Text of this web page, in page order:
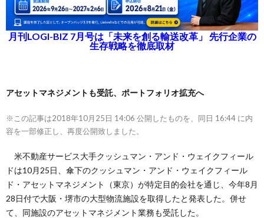
月刊LOGI-BIZ 7月号は「未来を創る輸送改革」 先行企業の
生存戦略を徹底取材
アセットマネジメントも受託、ポートフォリオ拡充へ
※この記事は2018年10月25日 14:06 公開したものを、同日 16:44 に内
容を一部修正し、再度公開致しました。
米不動産サービス大手クッシュマン・アンド・ウェイクフィール
ドは10月25日、傘下のクッシュマン・アンド・ウェイクフィール
ド・アセットマネジメント（東京）が特定目的会社を通じ、今年8月
28日付で大阪・堺市の大型物流施設を取得したと発表した。併せ
て、同施設のアセットマネジメント業務も受託した。